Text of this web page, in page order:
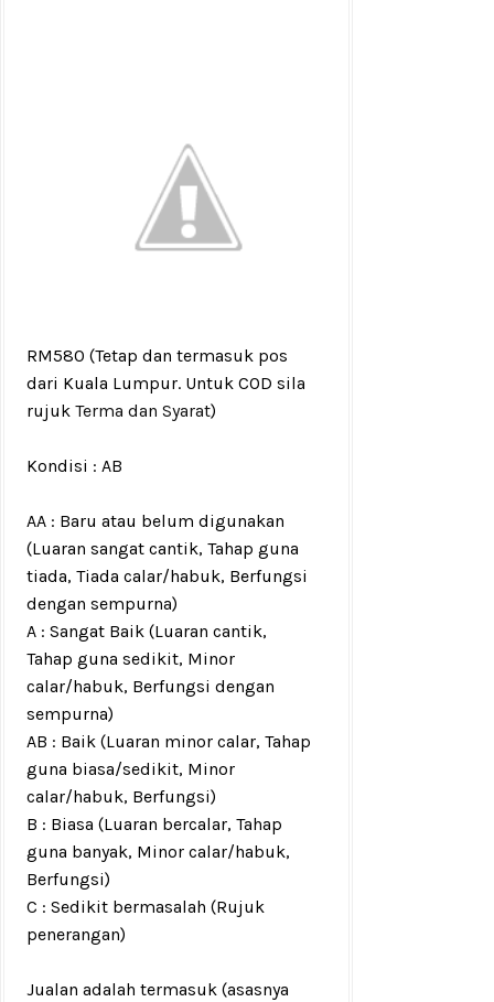
RM580 (Tetap dan termasuk pos
dari Kuala Lumpur. Untuk COD sila
rujuk Terma dan Syarat)
Kondisi : AB
AA : Baru atau belum digunakan
(Luaran sangat cantik, Tahap guna
tiada, Tiada calar/habuk, Berfungsi
dengan sempurna)
A : Sangat Baik (Luaran cantik,
Tahap guna sedikit, Minor
calar/habuk, Berfungsi dengan
sempurna)
AB : Baik (Luaran minor calar, Tahap
guna biasa/sedikit, Minor
calar/habuk, Berfungsi)
B : Biasa (Luaran bercalar, Tahap
guna banyak, Minor calar/habuk,
Berfungsi)
C : Sedikit bermasalah (Rujuk
penerangan)
Jualan adalah termasuk (asasnya